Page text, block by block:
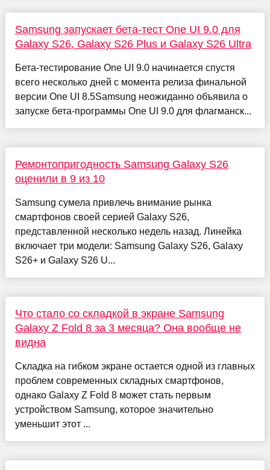
Samsung запускает бета-тест One UI 9.0 для
Galaxy S26, Galaxy S26 Plus и Galaxy S26 Ultra
Бета-тестирование One UI 9.0 начинается спустя
всего несколько дней с момента релиза финальной
версии One UI 8.5Samsung неожиданно объявила о
запуске бета-программы One UI 9.0 для флагманск...
Ремонтопригодность Samsung Galaxy S26
оценили в 9 из 10
Samsung сумела привлечь внимание рынка
смартфонов своей серией Galaxy S26,
представленной несколько недель назад. Линейка
включает три модели: Samsung Galaxy S26, Galaxy
S26+ и Galaxy S26 U...
Что стало со складкой в экране Samsung
Galaxy Z Fold 8 за 3 месяца? Она вообще не
видна
Складка на гибком экране остается одной из главных
проблем современных складных смартфонов,
однако Galaxy Z Fold 8 может стать первым
устройством Samsung, которое значительно
уменьшит этот ...